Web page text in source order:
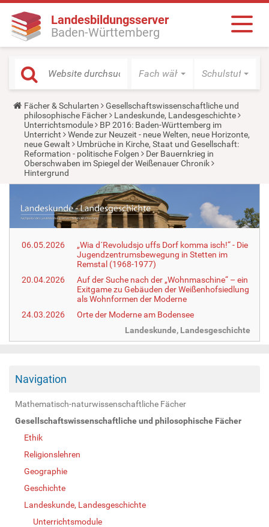
Landesbildungsserver
Baden-Württemberg
Fach wählen Schulstufe
Y
o
u
a
r
e
h
e
r
Fächer & Schularten
Gesellschaftswissenschaftliche und
philosophische Fächer
Landeskunde, Landesgeschichte
Unterrichtsmodule
BP 2016: Baden-Württemberg im
Unterricht
Wende zur Neuzeit - neue Welten, neue Horizonte,
neue Gewalt
Umbrüche in Kirche, Staat und Gesellschaft:
Reformation - politische Folgen
Der Bauernkrieg in
Oberschwaben im Spiegel der Weißenauer Chronik
Hintergrund
06.05.2026
„Wia d´Revoludsjo uffs Dorf komma isch!“ - Die
Jugendzentrumsbewegung in Stetten im
Remstal (1968-1977)
20.04.2026
Auf der Suche nach der „Wohnmaschine“ – ein
Exitgame zu Gebäuden der Weißenhofsiedlung
als Wohnformen der Moderne
24.03.2026
Orte der Moderne am Bodensee
Landeskunde, Landesgeschichte
Navigation
Mathematisch-naturwissenschaftliche Fächer
Gesellschaftswissenschaftliche und philosophische Fächer
Ethik
Religionslehren
Geographie
Geschichte
Landeskunde, Landesgeschichte
Unterrichtsmodule